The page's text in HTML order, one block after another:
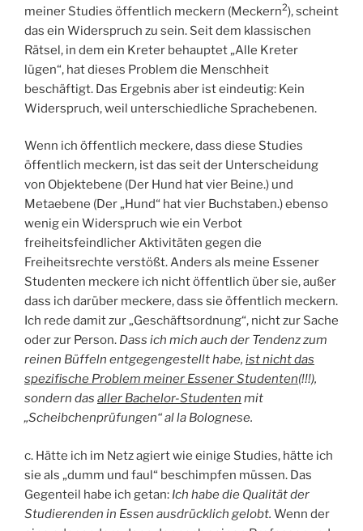
meiner Studies öffentlich meckern (Meckern2), scheint
das ein Widerspruch zu sein. Seit dem klassischen
Rätsel, in dem ein Kreter behauptet „Alle Kreter
lügen“, hat dieses Problem die Menschheit
beschäftigt. Das Ergebnis aber ist eindeutig: Kein
Widerspruch, weil unterschiedliche Sprachebenen.
Wenn ich öffentlich meckere, dass diese Studies
öffentlich meckern, ist das seit der Unterscheidung
von Objektebene (Der Hund hat vier Beine.) und
Metaebene (Der „Hund“ hat vier Buchstaben.) ebenso
wenig ein Widerspruch wie ein Verbot
freiheitsfeindlicher Aktivitäten gegen die
Freiheitsrechte verstößt. Anders als meine Essener
Studenten meckere ich nicht öffentlich über sie, außer
dass ich darüber meckere, dass sie öffentlich meckern.
Ich rede damit zur „Geschäftsordnung“, nicht zur Sache
oder zur Person. Dass ich mich auch der Tendenz zum
reinen Büffeln entgegengestellt habe, ist nicht das
spezifische Problem meiner Essener Studenten(!!!),
sondern das aller Bachelor-Studenten mit
„Scheibchenprüfungen“ al la Bolognese.
c. Hätte ich im Netz agiert wie einige Studies, hätte ich
sie als „dumm und faul“ beschimpfen müssen. Das
Gegenteil habe ich getan: Ich habe die Qualität der
Studierenden in Essen ausdrücklich gelobt. Wenn der